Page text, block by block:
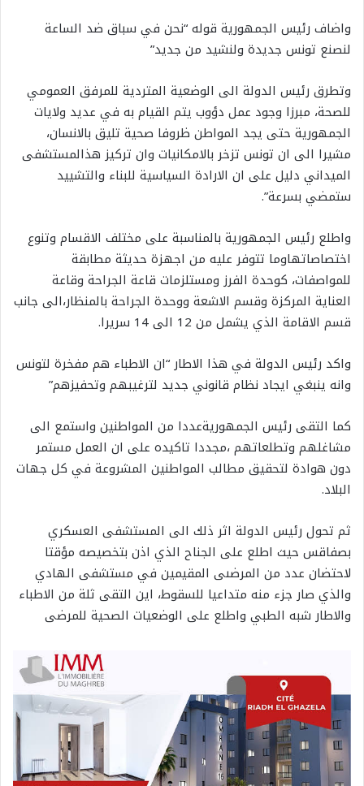
واضاف رئيس الجمهورية قوله “نحن في سباق ضد الساعة
لنصنع تونس جديدة ولنشيد من جديد”
وتطرق رئيس الدولة الى الوضعية المتردية للمرفق العمومي
للصحة، مبرزا وجود عمل دؤوب يتم القيام به في عديد ولايات
الجمهورية حتى يجد المواطن ظروفا صحية تليق بالانسان،
مشيرا الى ان تونس تزخر بالامكانيات وان تركيز هذالمستشفى
الميداني دليل على ان الارادة السياسية للبناء والتشييد
ستمضي بسرعة”.
واطلع رئيس الجمهورية بالمناسبة على مختلف الاقسام وتنوع
اختصاصاتهاوما تتوفر عليه من اجهزة حديثة مطابقة
للمواصفات، كوحدة الفرز ومستلزمات قاعة الجراحة وقاعة
العناية المركزة وقسم الاشعة ووحدة الجراحة بالمنظار،الى جانب
قسم الاقامة الذي يشمل من 12 الى 14 سريرا.
واكد رئيس الدولة في هذا الاطار “ان الاطباء هم مفخرة لتونس
وانه ينبغي ايجاد نظام قانوني جديد لترغيبهم وتحفيزهم”
كما التقى رئيس الجمهوريةعددا من المواطنين واستمع الى
مشاغلهم وتطلعاتهم ،مجددا تاكيده على ان العمل مستمر
دون هوادة لتحقيق مطالب المواطنين المشروعة في كل جهات
البلاد.
ثم تحول رئيس الدولة اثر ذلك الى المستشفى العسكري
بصفاقس حيث اطلع على الجناح الذي اذن بتخصيصه مؤقتا
لاحتضان عدد من المرضىى المقيمين في مستشفى الهادي
والذي صار جزء منه متداعيا للسقوط، اين التقى ثلة من الاطباء
والاطار شبه الطبي واطلع على الوضعيات الصحية للمرضى